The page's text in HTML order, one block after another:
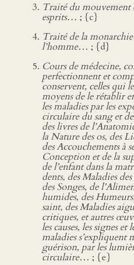
Traité du mouvement
esprits… ; {c}
Traité de la
l’homme… ; {d}
Cours de médecine,
perfectionnent et
conservent, celles qui
moyens de le rétablir
les maladies par les
circulaire du sang et
des livres de
la Nature des os, des
des Accouchements à
Conception et de la
de l’enfant dans la
dents, des Maladies
des Songes, de
humides, des
saint, des Maladies
critiques, et autres
les causes, les signes
maladies s’expliquent
guérison, par les
circulaire… ; {e}